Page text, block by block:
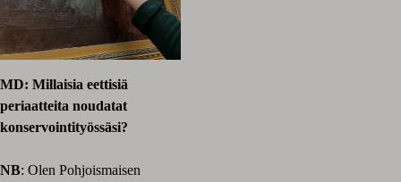
MD: Millaisia eettisiä
periaatteita noudatat
konservointityössäsi?
NB: Olen Pohjoismaisen